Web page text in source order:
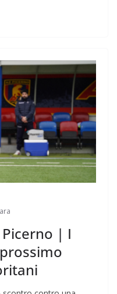
Picerno | I